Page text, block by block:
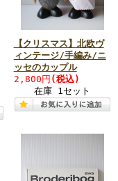
【クリスマス】北欧ヴ
ィンテージ/手編み/ニ
ッセのカップル
2,800円 (税込)
在庫 1セット